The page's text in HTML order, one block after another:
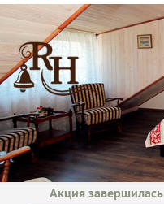
Акция завершилась